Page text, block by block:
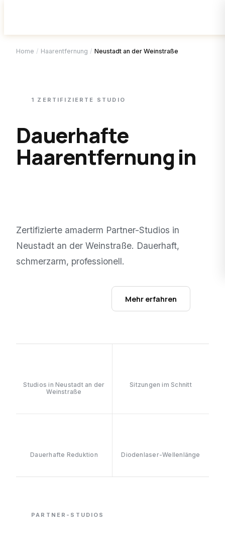
Home / Haarentfernung / Neustadt an der Weinstraße
1 ZERTIFIZIERTE STUDIO
Dauerhafte
Haarentfernung in
Neustadt an der
Zertifizierte amaderm Partner-Studios in
Neustadt an der Weinstraße. Dauerhaft,
schmerzarm, professionell.
Mehr erfahren
Studios in Neustadt an der
Weinstraße
Sitzungen im Schnitt
Dauerhafte Reduktion Diodenlaser-Wellenlänge
PARTNER-STUDIOS